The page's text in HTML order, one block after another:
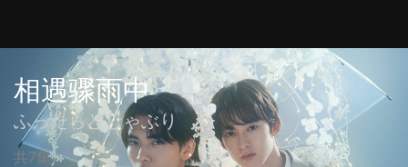
相遇骤雨中
ふったらどしゃぶり
共7集